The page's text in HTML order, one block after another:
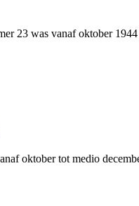
23 was vanaf oktober
oktober tot medio